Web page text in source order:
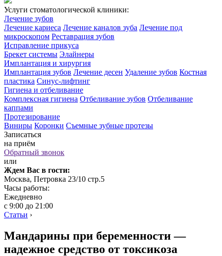
Услуги стоматологической клиники:
Лечение зубов
Лечение кариеса Лечение каналов зуба Лечение под
микроскопом Реставрация зубов
Исправление прикуса
Брекет системы Элайнеры
Имплантация и хирургия
Имплантация зубов Лечение десен Удаление зубов Костная
пластика Синус-лифтинг
Гигиена и отбеливание
Комплексная гигиена Отбеливание зубов Отбеливание
каппами
Протезирование
Виниры Коронки Съемные зубные протезы
Записаться
на приём
Обратный звонок
или
Ждем Вас в гости:
Москва, Петровка 23/10 стр.5
Часы работы:
Ежедневно
с 9:00 до 21:00
Статьи ›
Мандарины при беременности —
надежное средство от токсикоза